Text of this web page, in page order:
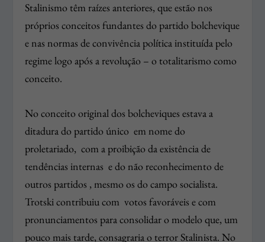
Stalinismo têm raízes anteriores, que estão nos
próprios conceitos fundantes do partido bolchevique
e nas normas de convivência política instituída pelo
regime logo após a revolução – o totalitarismo como
conceito.
No conceito original dos bolcheviques estava a
ditadura do partido único em nome do
proletariado, com a proibição da existência de
tendências internas e do não reconhecimento de
outros partidos , mesmo os do campo socialista.
Trotski contribuiu com votos favoráveis e com
pronunciamentos para consolidar o modelo que, um
pouco mais tarde, consagraria o terror Stalinista. No